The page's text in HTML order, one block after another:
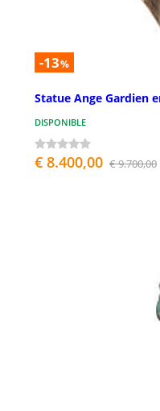
-13%
Statue Ange Gardien
DISPONIBLE
€ 8.400,00 € 9.700,00